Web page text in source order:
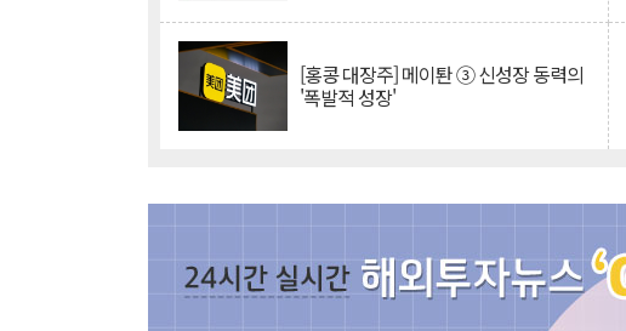
[홍콩 대장주] 메이퇀 ③ 신성장 동력의
'폭발적 성장'